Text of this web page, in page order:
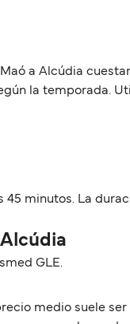
a Alcúdia
la temporada.
minutos. La
GLE.
medio suele